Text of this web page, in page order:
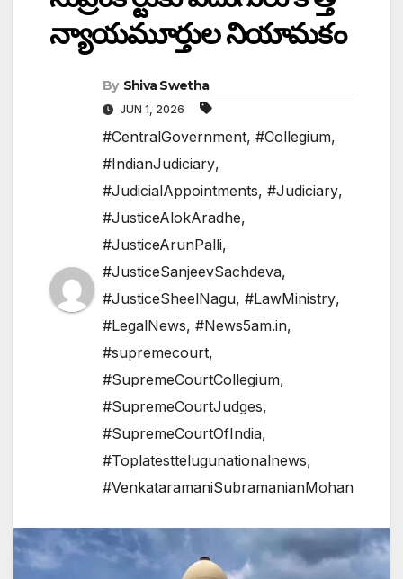
న్యాయమూర్తుల నియామకం
By Shiva Swetha
JUN 1, 2026
#CentralGovernment, #Collegium,
#IndianJudiciary,
#JudicialAppointments, #Judiciary,
#JusticeAlokAradhe,
#JusticeArunPalli,
#JusticeSanjeevSachdeva,
#JusticeSheelNagu, #LawMinistry,
#LegalNews, #News5am.in,
#supremecourt,
#SupremeCourtCollegium,
#SupremeCourtJudges,
#SupremeCourtOfIndia,
#Toplatesttelugunationalnews,
#VenkataramaniSubramanianMohan